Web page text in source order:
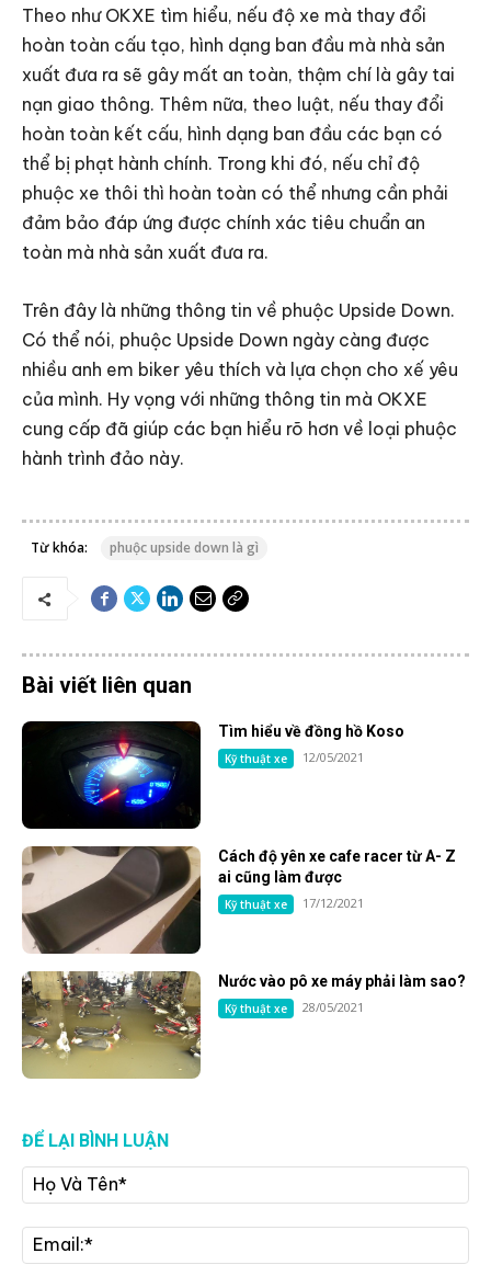
Theo như OKXE tìm hiểu, nếu độ xe mà thay đổi
hoàn toàn cấu tạo, hình dạng ban đầu mà nhà sản
xuất đưa ra sẽ gây mất an toàn, thậm chí là gây tai
nạn giao thông. Thêm nữa, theo luật, nếu thay đổi
hoàn toàn kết cấu, hình dạng ban đầu các bạn có
thể bị phạt hành chính. Trong khi đó, nếu chỉ độ
phuộc xe thôi thì hoàn toàn có thể nhưng cần phải
đảm bảo đáp ứng được chính xác tiêu chuẩn an
toàn mà nhà sản xuất đưa ra.
Trên đây là những thông tin về phuộc Upside Down.
Có thể nói, phuộc Upside Down ngày càng được
nhiều anh em biker yêu thích và lựa chọn cho xế yêu
của mình. Hy vọng với những thông tin mà OKXE
cung cấp đã giúp các bạn hiểu rõ hơn về loại phuộc
hành trình đảo này.
Từ khóa: phuộc upside down là gì
Bài viết liên quan
Tìm hiểu về đồng hồ Koso
Kỹ thuật xe 12/05/2021
Cách độ yên xe cafe racer từ A- Z
ai cũng làm được
Kỹ thuật xe 17/12/2021
Nước vào pô xe máy phải làm sao?
Kỹ thuật xe 28/05/2021
ĐỂ LẠI BÌNH LUẬN
Và